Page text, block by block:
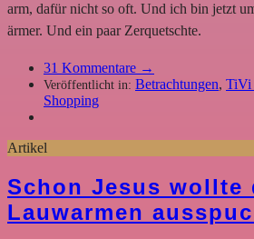
arm, dafür nicht so oft. Und ich bin jetzt
ärmer. Und ein paar Zerquetschte.
31 Kommentare →
Veröffentlicht in: Betrachtungen, TiVi
Shopping
Artikel
Schon Jesus wollte
Lauwarmen